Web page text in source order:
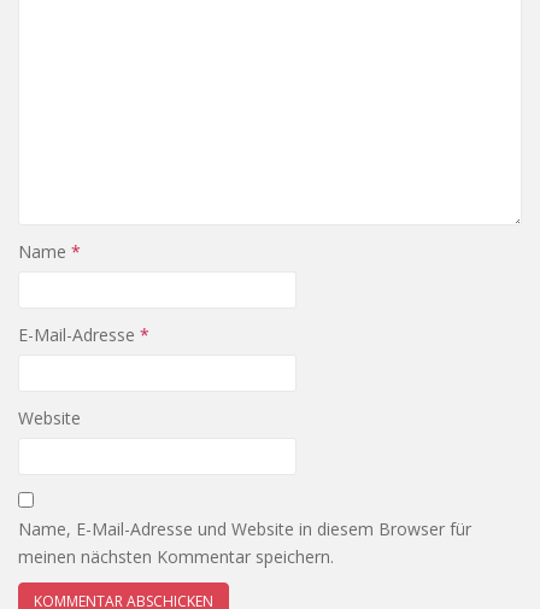
Name *
E-Mail-Adresse *
Website
Name, E-Mail-Adresse und Website in diesem Browser für
meinen nächsten Kommentar speichern.